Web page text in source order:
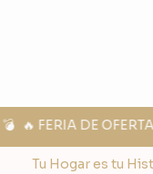
🔥 FERIA DE
Tu Hogar es tu